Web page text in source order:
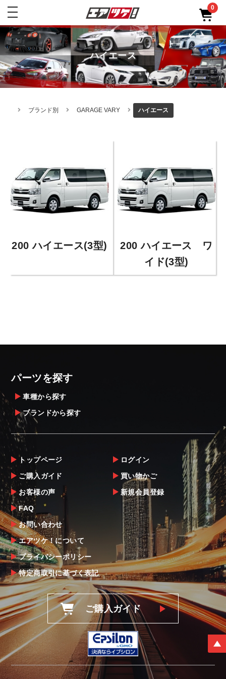
toggle
0
ハイエース
ブランド別 GARAGE VARY ハイエース
200 ハイエース(3型)
200 ハイエース ワ
イド(3型)
パーツを探す
車種から探す
ブランドから探す
トップページ
ご購入ガイド
お客様の声
FAQ
お問い合わせ
エアツケ！について
プライバシーポリシー
特定商取引に基づく表記
ログイン
買い物かご
新規会員登録
ご購入ガイド